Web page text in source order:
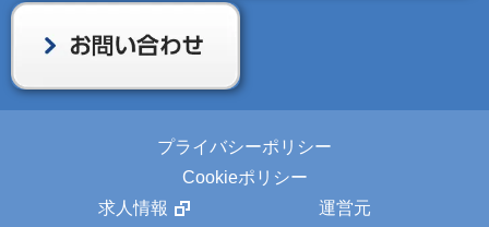
プライバシーポリシー
Cookieポリシー
求人情報
運営元